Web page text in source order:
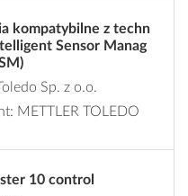
kompatybilne z techn
Sensor Manag
Sp. z o.o.
METTLER TOLEDO
10 control